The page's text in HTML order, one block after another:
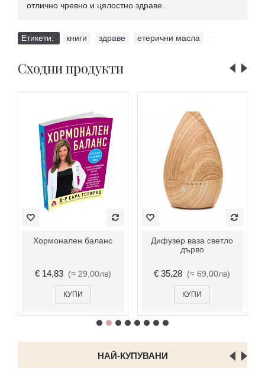
отлично чревно и цялостно здраве.
Етикети: книги здраве етерични масла
Сходни продукти
Хормонален баланс
€ 14,83 (≈ 29,00лв)
КУПИ
Дифузер ваза светло
дърво
€ 35,28 (≈ 69,00лв)
КУПИ
НАЙ-КУПУВАНИ